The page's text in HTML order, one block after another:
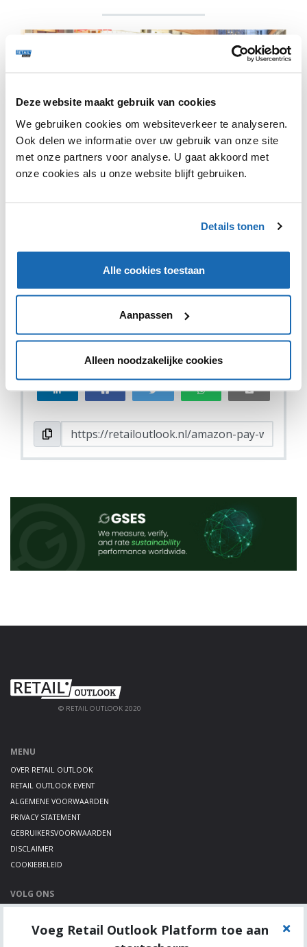
Deze website maakt gebruik van cookies
We gebruiken cookies om websiteverkeer te analyseren.
Ook delen we informatie over uw gebruik van onze site
met onze partners voor analyse. U gaat akkoord met
onze cookies als u onze website blijft gebruiken.
Details tonen
Alle cookies toestaan
Aanpassen
Alleen noodzakelijke cookies
Amazon bereidt zich voor op het uitrollen van zijn
betaaldienst naar fysieke winkels. Deze betaaldienst
heet Amazon Pay en slaat bepaalde gegevens van de
creditcard van de klant op. Hierdoor hoeven klanten niet
concurreren met Amazon, zoals tankstations en
winkels afrekenen met hun telefoon of met QR-codes.
VIND IK LEUK VIND IK LEUK
DEEL DIT IN JOUW NETWERK
© RETAIL OUTLOOK 2020
MENU
OVER RETAIL OUTLOOK
RETAIL OUTLOOK EVENT
ALGEMENE VOORWAARDEN
PRIVACY STATEMENT
GEBRUIKERSVOORWAARDEN
DISCLAIMER
COOKIEBELEID
VOLG ONS
TWITTER
Voeg Retail Outlook Platform toe aan